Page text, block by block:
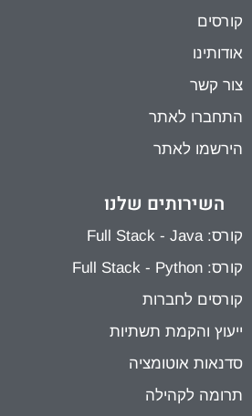
קורסים
אודותינו
צור קשר
התחברו לאתר
הירשמו לאתר
השירותים שלנו
קורס: Full Stack - Java
קורס: Full Stack - Python
קורסים לחברות
ייעוץ והקמת תשתיות
סדנאות אוטומציה
תרומה לקהילה